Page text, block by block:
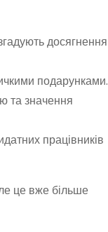
досягнення
подарунками.
та значення
працівників
це вже більше